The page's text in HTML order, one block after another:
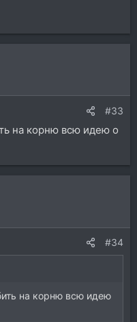
#33
на корню всю идею о
#34
на корню всю идею